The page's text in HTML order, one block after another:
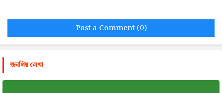
Post a Comment (0)
জনপ্রিয় লেখা